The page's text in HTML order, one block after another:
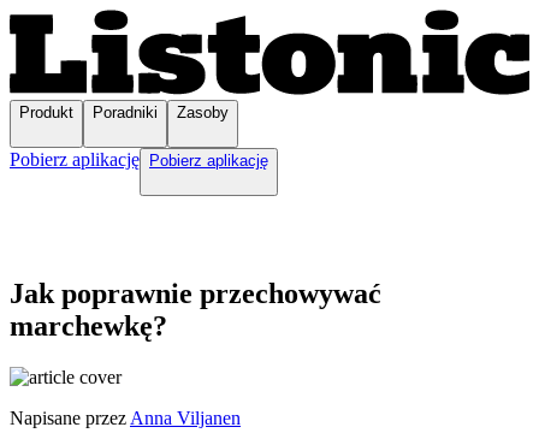
Produkt Poradniki Zasoby
Pobierz aplikację Pobierz aplikację
Jak poprawnie przechowywać
marchewkę?
Napisane przez Anna Viljanen